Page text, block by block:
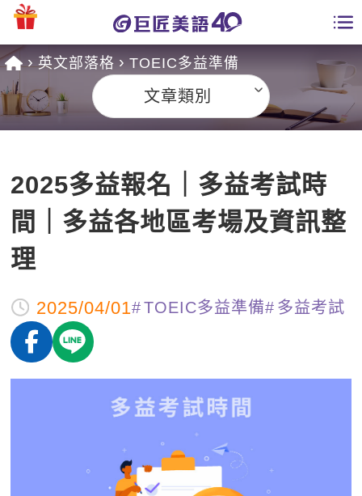
課程總覽
英文課程總表
英文會話
商用英文
英文檢定
TOEIC 多益課程
GEPT 全民英檢課程
TOEFL 托福課程
能力養成
開口溜英文
英語俱樂部
全國分校
免費資源
多益秒學堂
英文能力測驗
師資團隊
學習分享
學員故事
學員專區
英文部落格 TOEIC多益準備
文章類別
2025多益報名｜多益考試時
間｜多益各地區考場及資訊整
理
2025/04/01 TOEIC多益準備 多益考試